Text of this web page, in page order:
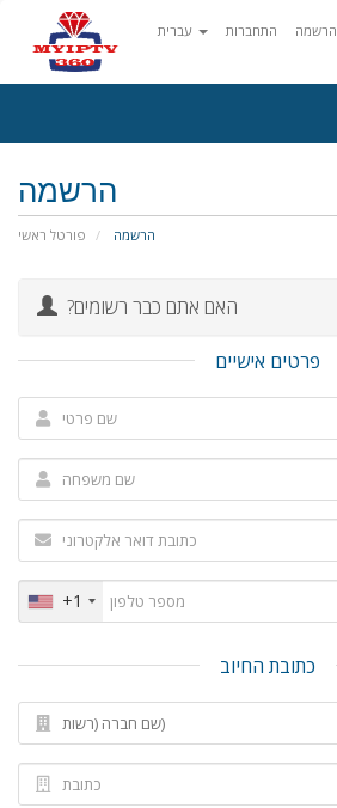
התחברות הרשמה
הרשמה
פורטל ראשי הרשמה
?האם אתם כבר רשומים
פרטים אישיים
+1
כתובת החיוב